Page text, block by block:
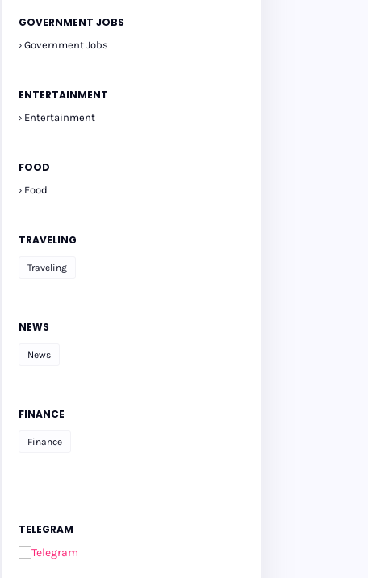
GOVERNMENT JOBS
Government Jobs
ENTERTAINMENT
Entertainment
FOOD
Food
TRAVELING
Traveling
NEWS
News
FINANCE
Finance
TELEGRAM